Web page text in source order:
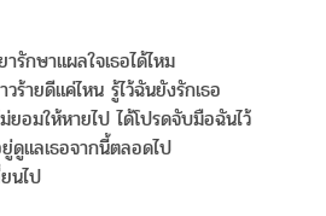
รักษาแผลใจเธอได้ไหม
ร้ายดีแค่ไหน รู้ไว้ฉันยังรักเธอ
ยอมให้หายไป ได้โปรดจับมือฉันไว้
ดูแลเธอจากนี้ตลอดไป
นไป